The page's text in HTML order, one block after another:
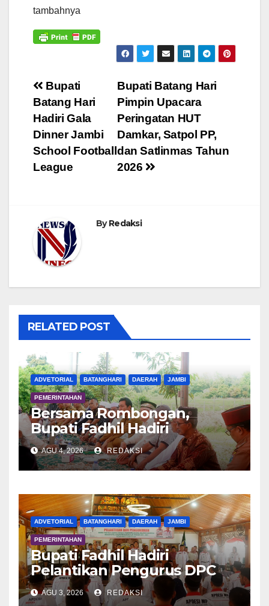
tambahnya
Navigasi
pos
Bupati Batang Hari
Pimpin Upacara
Peringatan HUT
Damkar, Satpol PP,
dan Satlinmas Tahun
2026
Bupati
Batang Hari
Hadiri Gala
Dinner Jambi
School Football
League
ByRedaksi
RELATED POST
ADVETORIAL BATANGHARI DAERAH JAMBI
PEMERINTAHAN
Bersama Rombongan,
Bupati Fadhil Hadiri
Syukuran Tanam Padi di
Terusan
AGU 4, 2026 REDAKSI
ADVETORIAL BATANGHARI DAERAH JAMBI
PEMERINTAHAN
Bupati Fadhil Hadiri
Pelantikan Pengurus DPC
APDESI MP
AGU 3, 2026 REDAKSI